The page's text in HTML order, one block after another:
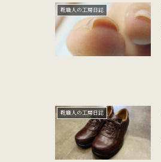
靴職人の工房日誌
靴職人の工房日誌